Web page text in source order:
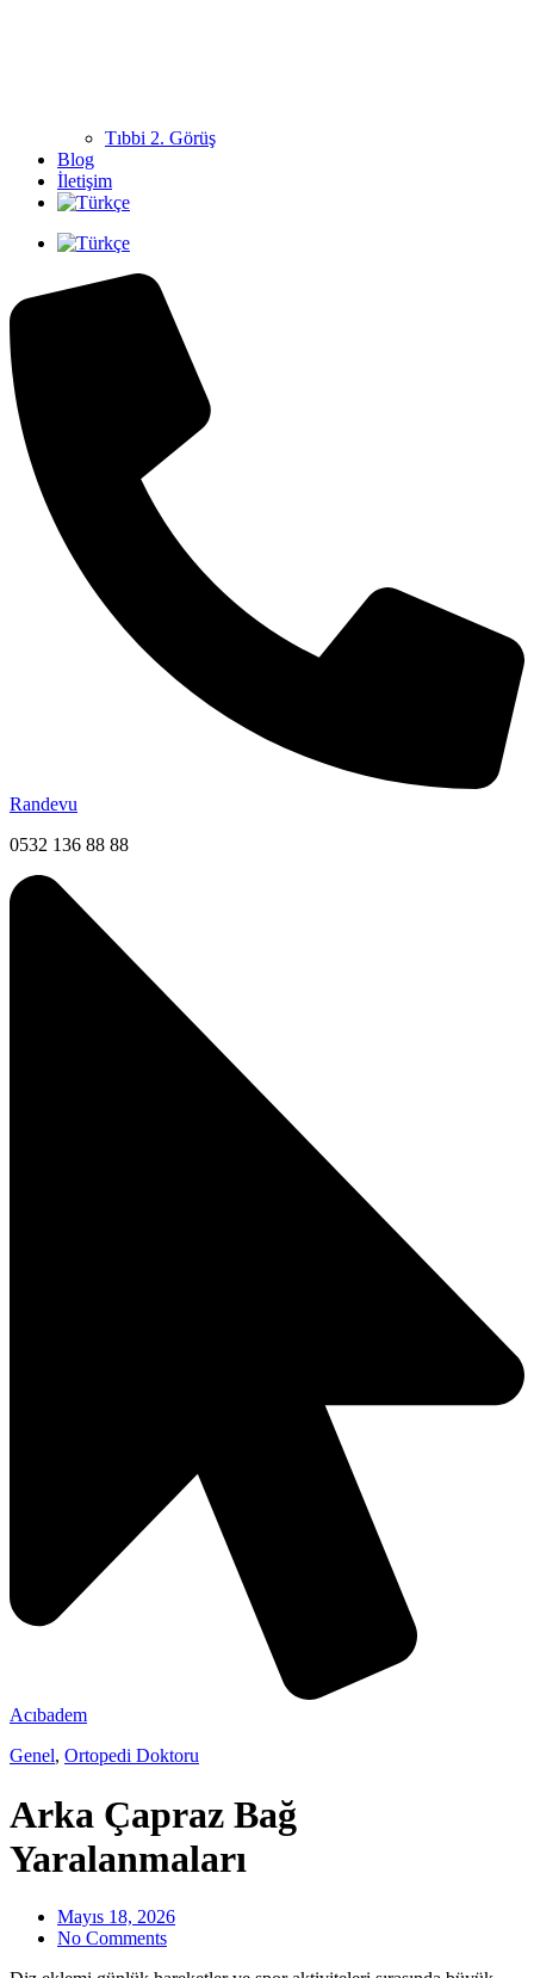
Tıbbi 2. Görüş
Blog
İletişim
Randevu
0532 136 88 88
Acıbadem
Genel, Ortopedi Doktoru
Arka Çapraz Bağ
Yaralanmaları
Mayıs 18, 2026
No Comments